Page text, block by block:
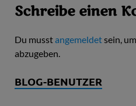
Schreibe einen
Du musstangemeldetsein,
abzugeben.
BLOG-BENUTZER